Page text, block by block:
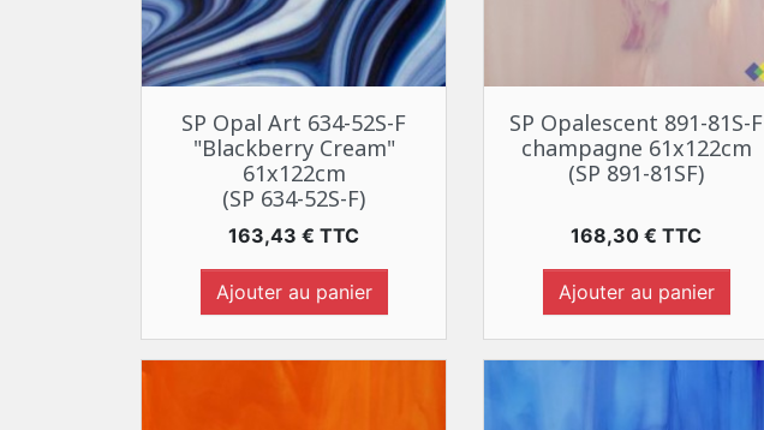
Aperçu rapide
SP Opal Art 634-52S-F
"Blackberry Cream"
61x122cm
(SP 634-52S-F)
Prix
163,43 € TTC
Ajouter au panier
Aperçu rapide
SP Opalescent 891-81S-F
champagne 61x122cm
(SP 891-81SF)
Prix
168,30 € TTC
Ajouter au panier